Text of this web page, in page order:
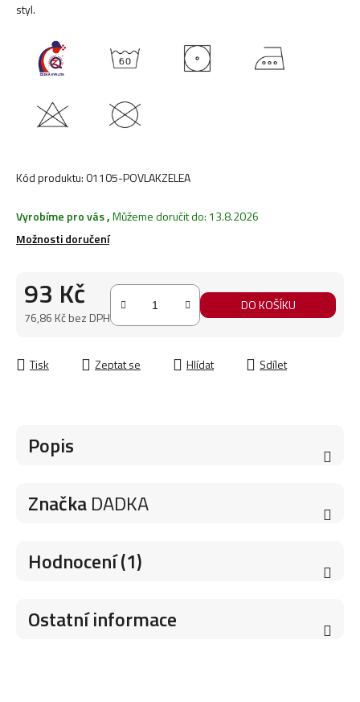
styl.
Kód produktu:01105-POVLAKZELEA
Vyrobíme pro vás,Můžeme doručit do: 13.8.2026
Možnosti doručení
93 Kč
76,86 Kč bez DPH
DO KOŠÍKU
Tisk Zeptat se Hlídat Sdílet
Popis
ZnačkaDADKA
Hodnocení (1)
Ostatní informace